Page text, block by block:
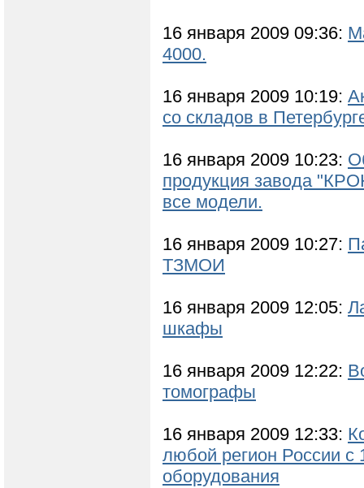
16 января 2009 09:36:
4000.
16 января 2009 10:19:
со складов в
16 января 2009 10:23:
продукция завода
все модели.
16 января 2009 10:27:
ТЗМОИ
16 января 2009 12:05:
шкафы
16 января 2009 12:22:
томографы
16 января 2009 12:33:
любой регион России c
оборудования